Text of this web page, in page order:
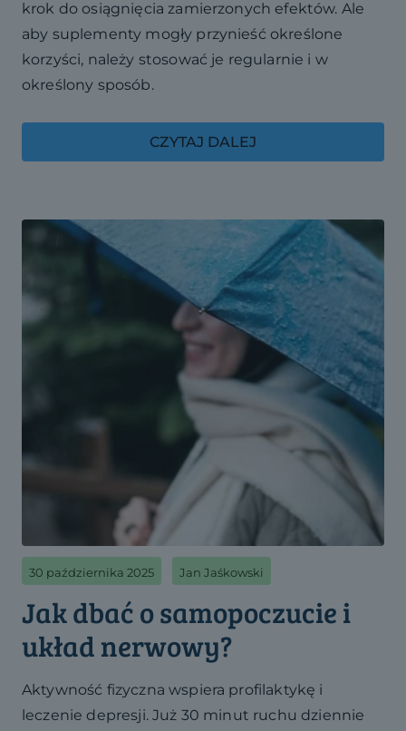
krok do osiągnięcia zamierzonych efektów. Ale
aby suplementy mogły przynieść określone
korzyści, należy stosować je regularnie i w
określony sposób.
CZYTAJ DALEJ
30 października 2025 Jan Jaśkowski
Jak dbać o samopoczucie i
układ nerwowy?
Aktywność fizyczna wspiera profilaktykę i
leczenie depresji. Już 30 minut ruchu dziennie